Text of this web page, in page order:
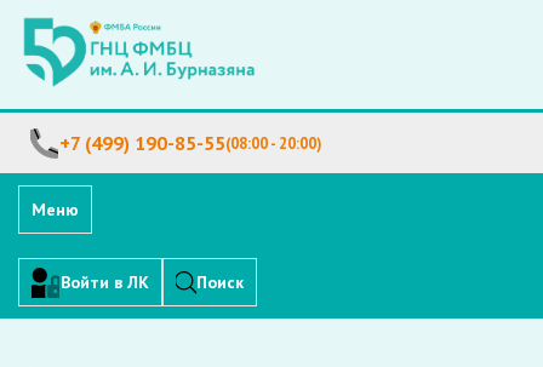
+7 (499) 190-85-55(08:00 - 20:00)
Меню
Войти в ЛК Поиск